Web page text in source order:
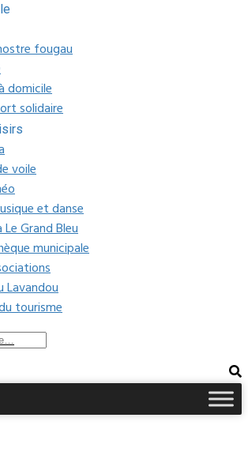
fougau
domicile
solidaire
voile
et danse
Le Grand Bleu
municipale
Lavandou
tourisme